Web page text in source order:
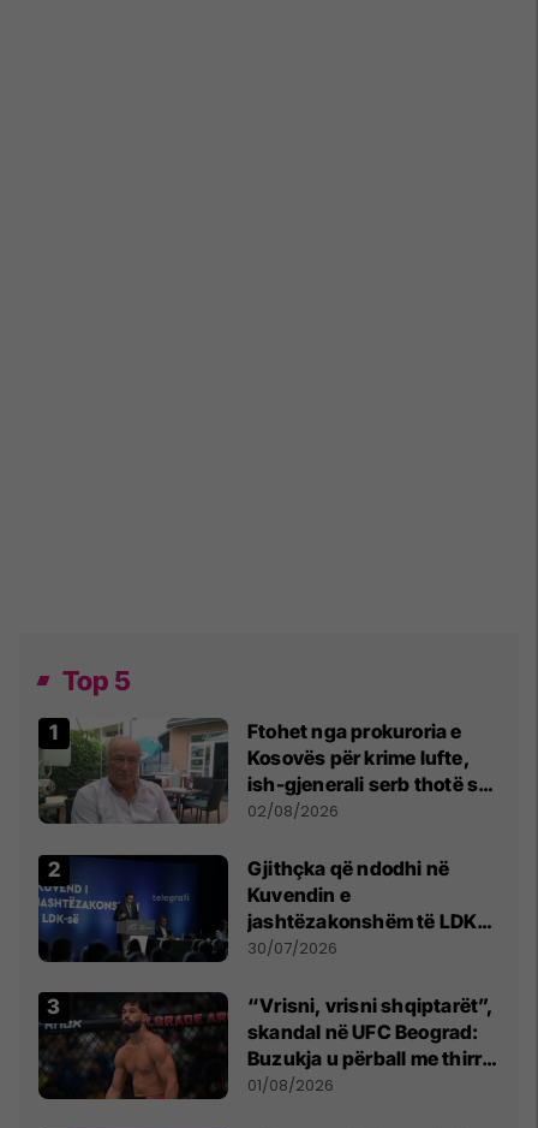
Top 5
Ftohet nga prokuroria e
Kosovës për krime lufte,
ish-gjenerali serb thotë se
dikush e tradhtoi në
02/08/2026
Gjithçka që ndodhi në
Kuvendin e
jashtëzakonshëm të LDK-
së
30/07/2026
“Vrisni, vrisni shqiptarët”,
skandal në UFC Beograd:
Buzukja u përball me thirrje
anti-shqiptare nga
01/08/2026